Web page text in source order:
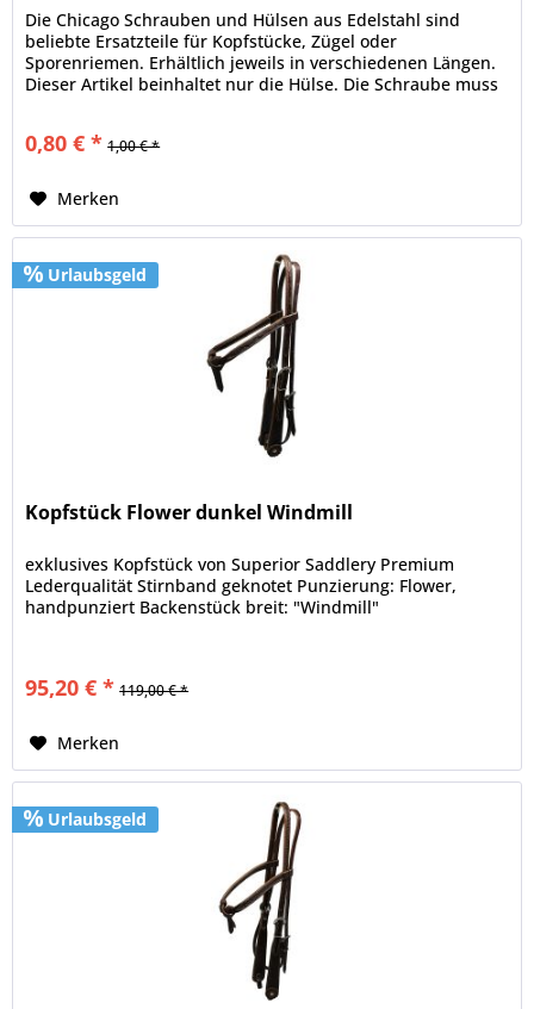
Die Chicago Schrauben und Hülsen aus Edelstahl sind
beliebte Ersatzteile für Kopfstücke, Zügel oder
Sporenriemen. Erhältlich jeweils in verschiedenen Längen.
Dieser Artikel beinhaltet nur die Hülse. Die Schraube muss
0,80 € * 1,00 € *
Merken
Urlaubsgeld
Kopfstück Flower dunkel Windmill
exklusives Kopfstück von Superior Saddlery Premium
Lederqualität Stirnband geknotet Punzierung: Flower,
handpunziert Backenstück breit: "Windmill"
95,20 € * 119,00 € *
Merken
Urlaubsgeld